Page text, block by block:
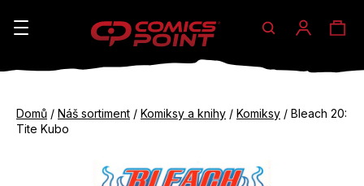
Hledat
Domů / Náš sortiment / Komiksy a knihy / Komiksy / Bleach 20:
Tite Kubo
K
do
do